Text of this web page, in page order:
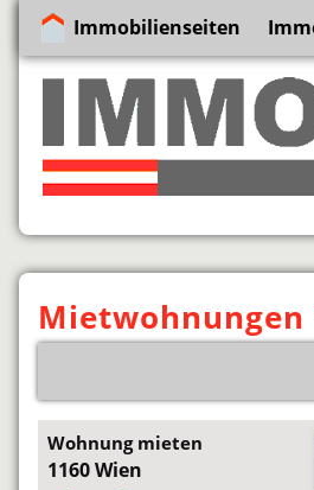
Immobilienseiten
Mietwohnungen
Wohnung mieten
1160 Wien